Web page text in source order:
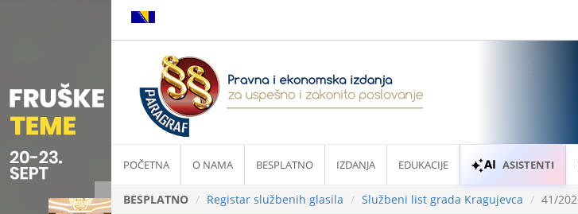
POČETNA O NAMA BESPLATNO IZDANJA EDUKACIJE ASISTENTI
BESPLATNO Registar službenih glasila Službeni list grada Kragujevca 41/